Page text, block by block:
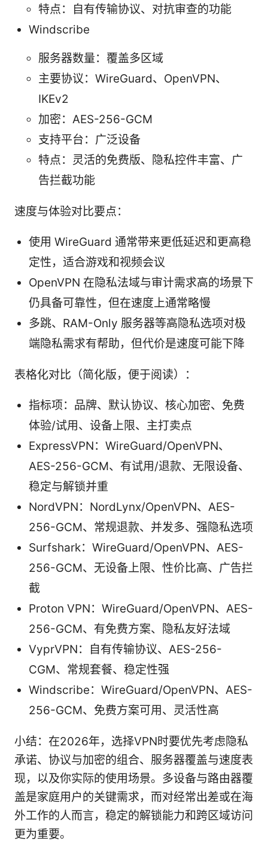
特点：自有传输协议、对抗审查的功能
Windscribe
服务器数量：覆盖多区域
主要协议：WireGuard、OpenVPN、
IKEv2
加密：AES-256-GCM
支持平台：广泛设备
特点：灵活的免费版、隐私控件丰富、广
告拦截功能
速度与体验对比要点：
使用 WireGuard 通常带来更低延迟和更高稳
定性，适合游戏和视频会议
OpenVPN 在隐私法域与审计需求高的场景下
仍具备可靠性，但在速度上通常略慢
多跳、RAM-Only 服务器等高隐私选项对极
端隐私需求有帮助，但代价是速度可能下降
表格化对比（简化版，便于阅读）：
指标项：品牌、默认协议、核心加密、免费
体验/试用、设备上限、主打卖点
ExpressVPN：WireGuard/OpenVPN、
AES-256-GCM、有试用/退款、无限设备、
稳定与解锁并重
NordVPN：NordLynx/OpenVPN、AES-
256-GCM、常规退款、并发多、强隐私选项
Surfshark：WireGuard/OpenVPN、AES-
256-GCM、无设备上限、性价比高、广告拦
截
Proton VPN：WireGuard/OpenVPN、AES-
256-GCM、有免费方案、隐私友好法域
VyprVPN：自有传输协议、AES-256-
CGM、常规套餐、稳定性强
Windscribe：WireGuard/OpenVPN、AES-
256-GCM、免费方案可用、灵活性高
小结：在2026年，选择VPN时要优先考虑隐私
承诺、协议与加密的组合、服务器覆盖与速度表
现，以及你实际的使用场景。多设备与路由器覆
盖是家庭用户的关键需求，而对经常出差或在海
外工作的人而言，稳定的解锁能力和跨区域访问
更为重要。